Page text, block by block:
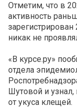
Отметим, что в
активность
никак не
«В курсе.ру»
отдела
Шутовой и
от укуса клещей.